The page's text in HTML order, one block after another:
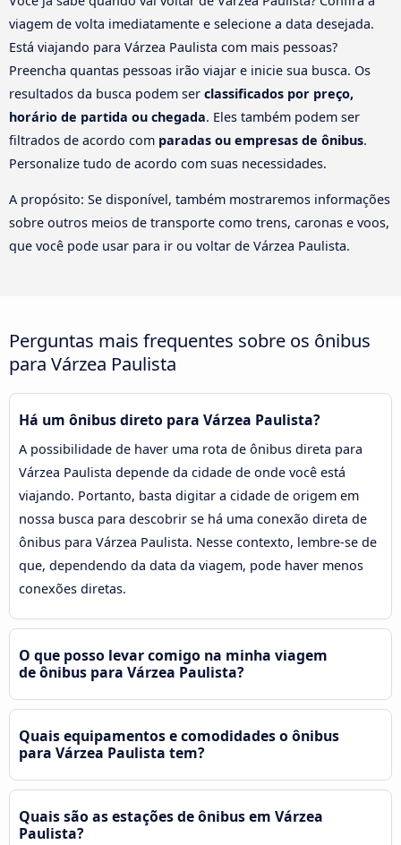
viagem de volta imediatamente e selecione a data desejada.
Está viajando para Várzea Paulista com mais pessoas?
Preencha quantas pessoas irão viajar e inicie sua busca. Os
resultados da busca podem ser classificados por preço,
horário de partida ou chegada. Eles também podem ser
filtrados de acordo com paradas ou empresas de ônibus.
Personalize tudo de acordo com suas necessidades.
A propósito: Se disponível, também mostraremos informações
sobre outros meios de transporte como trens, caronas e voos,
que você pode usar para ir ou voltar de Várzea Paulista.
Perguntas mais frequentes sobre os ônibus
para Várzea Paulista
Há um ônibus direto para Várzea Paulista?
A possibilidade de haver uma rota de ônibus direta para
Várzea Paulista depende da cidade de onde você está
viajando. Portanto, basta digitar a cidade de origem em
nossa busca para descobrir se há uma conexão direta de
ônibus para Várzea Paulista. Nesse contexto, lembre-se de
que, dependendo da data da viagem, pode haver menos
conexões diretas.
O que posso levar comigo na minha viagem
de ônibus para Várzea Paulista?
Quais equipamentos e comodidades o ônibus
para Várzea Paulista tem?
Quais são as estações de ônibus em Várzea
Paulista?